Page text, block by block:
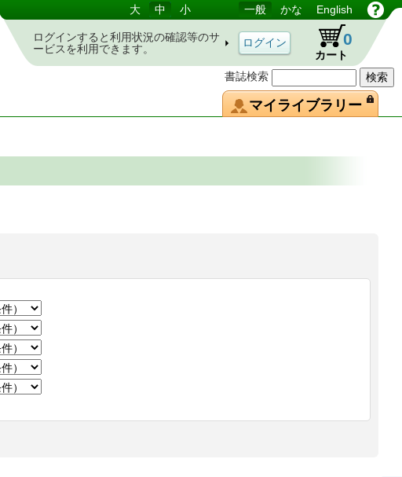
書誌検索
大 中 小 一般 かな English
ログインすると利用状況の確認等のサ
ービスを利用できます。
カート
0
マイライブラリー